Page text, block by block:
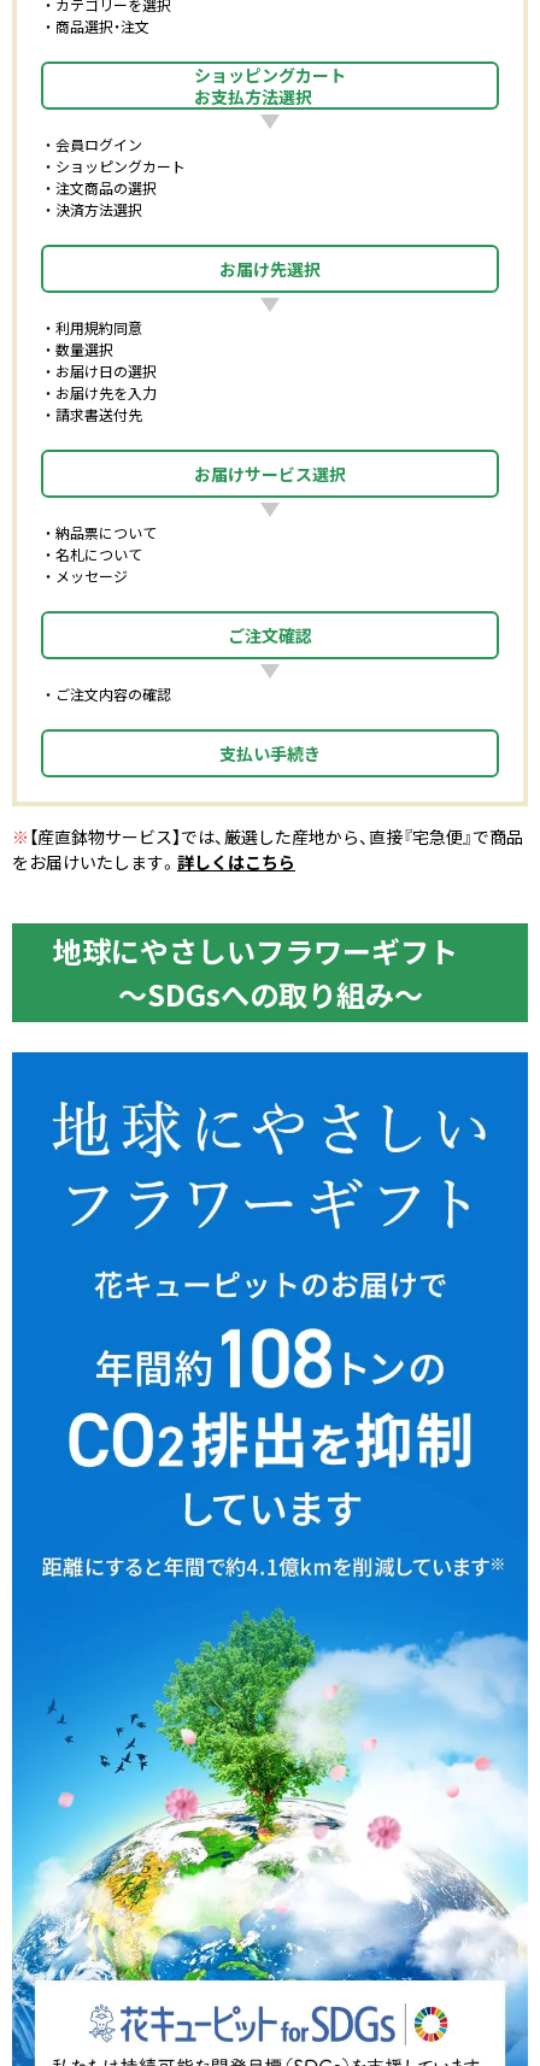
カテゴリーを選択
商品選択・注文
ショッピングカート
お支払方法選択
会員ログイン
ショッピングカート
注文商品の選択
決済方法選択
お届け先選択
利用規約同意
数量選択
お届け日の選択
お届け先を入力
請求書送付先
お届けサービス選択
納品票について
名札について
メッセージ
ご注文確認
ご注文内容の確認
支払い手続き
※ 【産直鉢物サービス】では、厳選した産地から、直接『宅急便』で商品
をお届けいたします。 詳しくはこちら
地球にやさしいフラワーギフト
〜SDGsへの取り組み〜